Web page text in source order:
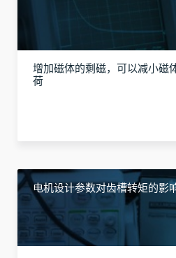
增加磁体的剩磁，可以减小磁
荷
电机设计参数对齿槽转矩的影